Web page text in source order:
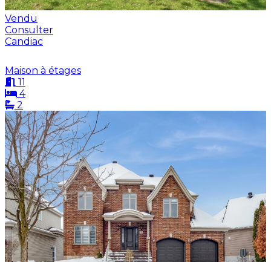
Vendu
Consulter
Candiac
Maison à étages
11
4
2